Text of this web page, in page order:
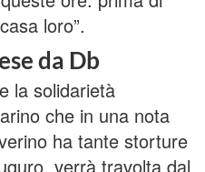
loro”.
da Db
la solidarietà
che in una nota
ha tante storture
verrà travolta dal